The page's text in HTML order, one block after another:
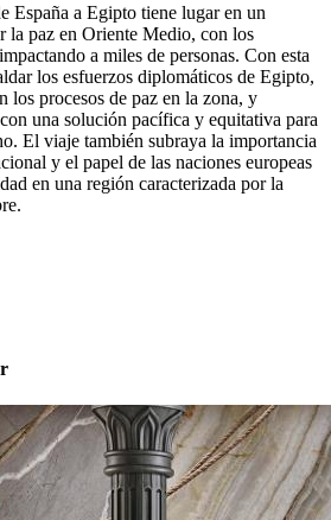
España a Egipto tiene lugar en un
la paz en Oriente Medio, con los
impactando a miles de personas. Con esta
los esfuerzos diplomáticos de Egipto,
los procesos de paz en la zona, y
una solución pacífica y equitativa para
El viaje también subraya la importancia
y el papel de las naciones europeas
en una región caracterizada por la